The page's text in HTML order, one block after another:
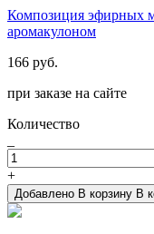
Композиция эфирных
аромакулоном
166 руб.
при заказе на сайте
Количество
+
Добавлено В корзину В